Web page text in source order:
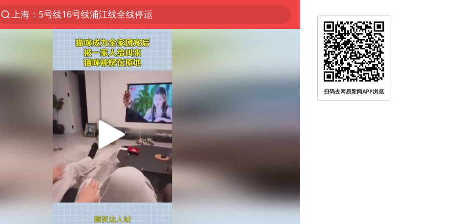
上海：5号线16号线浦江线全线停运
王传君 《披荆斩棘》
国足U17与阿森纳决赛取消 并列冠军
王艺迪2-4不敌张本美和止步4强
上门女婿出轨女邻居多年被判重婚罪
女子离婚后发现男方婚内与第三者育子
以军士兵把枪口对准中国记者
36岁男演员史元庭入职景区当NPC
浙江海域将现5到8米巨浪到狂浪
2025年小学教师减少13.19万
扫码去网易新闻APP浏览